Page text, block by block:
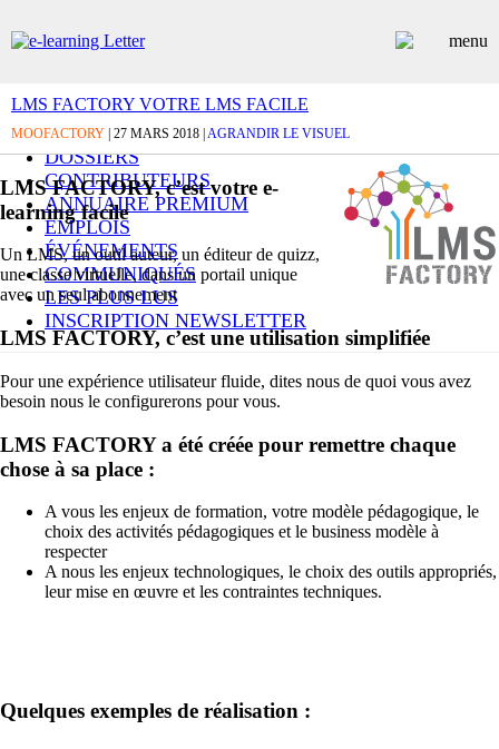
ARTICLES
DOSSIERS
CONTRIBUTEURS
ANNUAIRE PREMIUM
EMPLOIS
ÉVÉNEMENTS
COMMUNIQUÉS
LES PLUS LUS
INSCRIPTION NEWSLETTER
LMS FACTORY VOTRE LMS FACILE
MOOFACTORY | 27 MARS 2018 | AGRANDIR LE VISUEL
LMS FACTORY, c’est votre e-
learning facile
Un LMS, un outil auteur, un éditeur de quizz,
une classe virtuelle, dans un portail unique
avec un seul abonnement
LMS FACTORY, c’est une utilisation simplifiée
Pour une expérience utilisateur fluide, dites nous de quoi vous avez
besoin nous le configurerons pour vous.
LMS FACTORY a été créée pour remettre chaque
chose à sa place :
A vous les enjeux de formation, votre modèle pédagogique, le
choix des activités pédagogiques et le business modèle à
respecter
A nous les enjeux technologiques, le choix des outils appropriés,
leur mise en œuvre et les contraintes techniques.
Quelques exemples de réalisation :